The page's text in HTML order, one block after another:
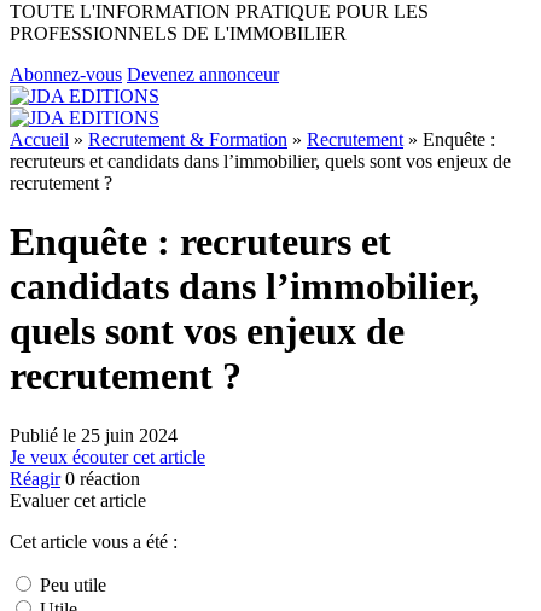
TOUTE L'INFORMATION PRATIQUE POUR LES
PROFESSIONNELS DE L'IMMOBILIER
Abonnez-vous Devenez annonceur
Accueil » Recrutement & Formation » Recrutement » Enquête :
recruteurs et candidats dans l’immobilier, quels sont vos enjeux de
recrutement ?
Enquête : recruteurs et
candidats dans l’immobilier,
quels sont vos enjeux de
recrutement ?
Publié le 25 juin 2024
Je veux écouter cet article
Réagir 0 réaction
Evaluer cet article
Cet article vous a été :
Peu utile